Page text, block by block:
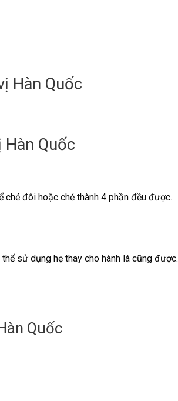
Quốc
chẻ đôi hoặc chẻ thành 4 phần đều được.
sử dụng hẹ thay cho hành lá cũng được.